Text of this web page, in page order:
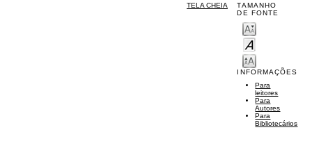
TAMANHO
DE FONTE
INFORMAÇÕES
Para
leitores
Para
Autores
Para
Bibliotecários
TELA CHEIA